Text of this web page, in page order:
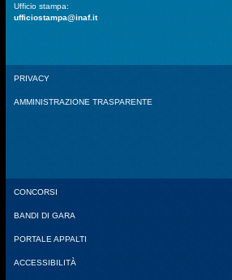
Ufficio stampa:
ufficiostampa@inaf.it
PRIVACY
AMMINISTRAZIONE TRASPARENTE
CONCORSI
BANDI DI GARA
PORTALE APPALTI
ACCESSIBILITÀ